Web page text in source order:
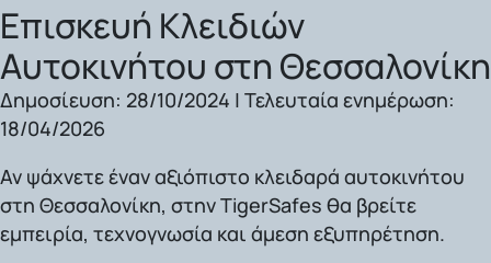
Επισκευή Κλειδιών
Αυτοκινήτου στη Θεσσαλονίκη
Δημοσίευση: 28/10/2024 | Τελευταία ενημέρωση:
18/04/2026
Αν ψάχνετε έναν αξιόπιστο κλειδαρά αυτοκινήτου
στη Θεσσαλονίκη, στην TigerSafes θα βρείτε
εμπειρία, τεχνογνωσία και άμεση εξυπηρέτηση.